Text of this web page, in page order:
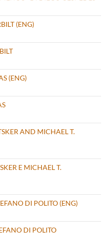
(ENG)
(ENG)
AND MICHAEL T.
E MICHAEL T.
DI POLITO (ENG)
DI POLITO